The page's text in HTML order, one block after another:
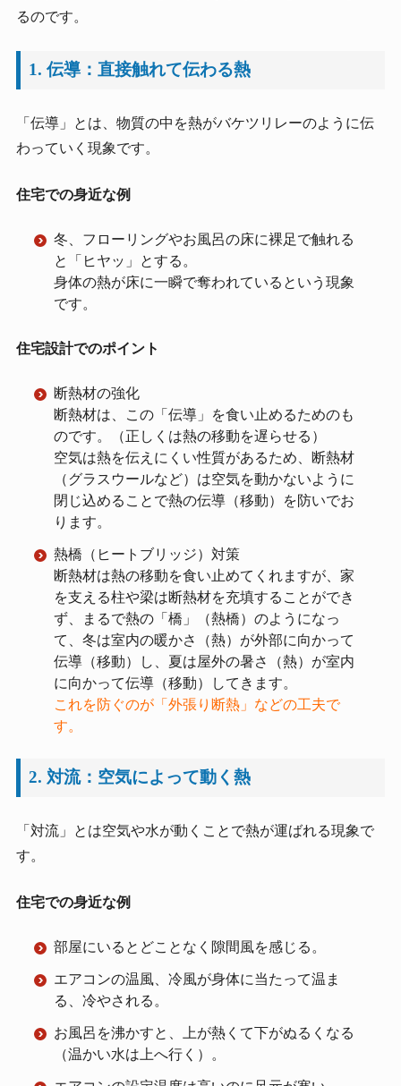
るのです。
1. 伝導：直接触れて伝わる熱
「伝導」とは、物質の中を熱がバケツリレーのように伝
わっていく現象です。
住宅での身近な例
冬、フローリングやお風呂の床に裸足で触れる
と「ヒヤッ」とする。
身体の熱が床に一瞬で奪われているという現象
です。
住宅設計でのポイント
断熱材の強化
断熱材は、この「伝導」を食い止めるためのも
のです。（正しくは熱の移動を遅らせる）
空気は熱を伝えにくい性質があるため、断熱材
（グラスウールなど）は空気を動かないように
閉じ込めることで熱の伝導（移動）を防いでお
ります。
熱橋（ヒートブリッジ）対策
断熱材は熱の移動を食い止めてくれますが、家
を支える柱や梁は断熱材を充填することができ
ず、まるで熱の「橋」（熱橋）のようになっ
て、冬は室内の暖かさ（熱）が外部に向かって
伝導（移動）し、夏は屋外の暑さ（熱）が室内
に向かって伝導（移動）してきます。
これを防ぐのが「外張り断熱」などの工夫で
す。
2. 対流：空気によって動く熱
「対流」とは空気や水が動くことで熱が運ばれる現象で
す。
住宅での身近な例
部屋にいるとどことなく隙間風を感じる。
エアコンの温風、冷風が身体に当たって温ま
る、冷やされる。
お風呂を沸かすと、上が熱くて下がぬるくなる
（温かい水は上へ行く）。